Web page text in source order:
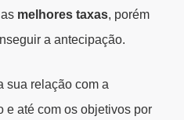
melhores taxas, porém
a antecipação.
sua relação com a
e até com os objetivos por